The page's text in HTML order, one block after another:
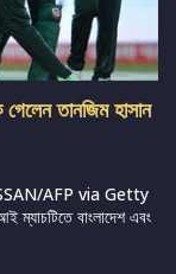
তানজিম হাসান
AFP via Getty
ম্যাচটিতে বাংলাদেশ এবং